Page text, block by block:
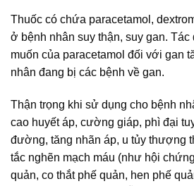
Thuốc có chứa paracetamol,
ở bệnh nhân suy thận, suy gan. Tác
muốn của paracetamol đối với gan
nhân đang bị các bệnh về gan.
Thận trọng khi sử dụng cho bệnh
cao huyết áp, cường giáp, phì đại
đường, tăng nhãn áp, u tủy thượng
tắc nghẽn mạch máu (như hội
quản, co thắt phế quản, hen phế